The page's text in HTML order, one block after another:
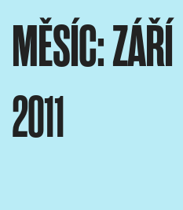
obsahu
portál Asociace českých kameramanů
MĚSÍC:ZÁŘÍ
2011